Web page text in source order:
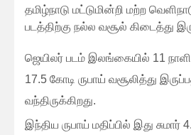
தமிழ்நாடு மட்டுமின்றி மற்ற
படத்திற்கு நல்ல வசூல் கிடைத்து
ஜெயிலர் படம் இலங்கையில் 11
17.5 கோடி ருபாய் வசூலித்து
வந்திருக்கிறது.
இந்திய ருபாய் மதிப்பில் இது சுமார்